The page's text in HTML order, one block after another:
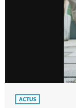
ACTUS